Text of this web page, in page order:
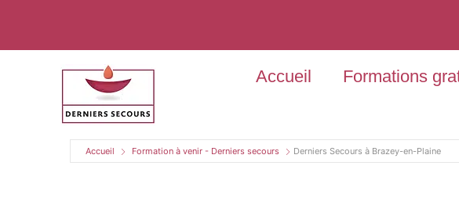
Accueil Formations
Accueil Formation à venir - Derniers secours Derniers Secours à Brazey-en-Plaine